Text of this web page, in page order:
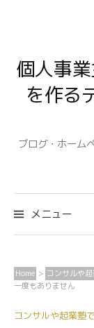
ン
キ
個人事
を作る
ブログ・ホーム
メニュー
Home > コンサルや
一度もありません
コンサルや起業塾